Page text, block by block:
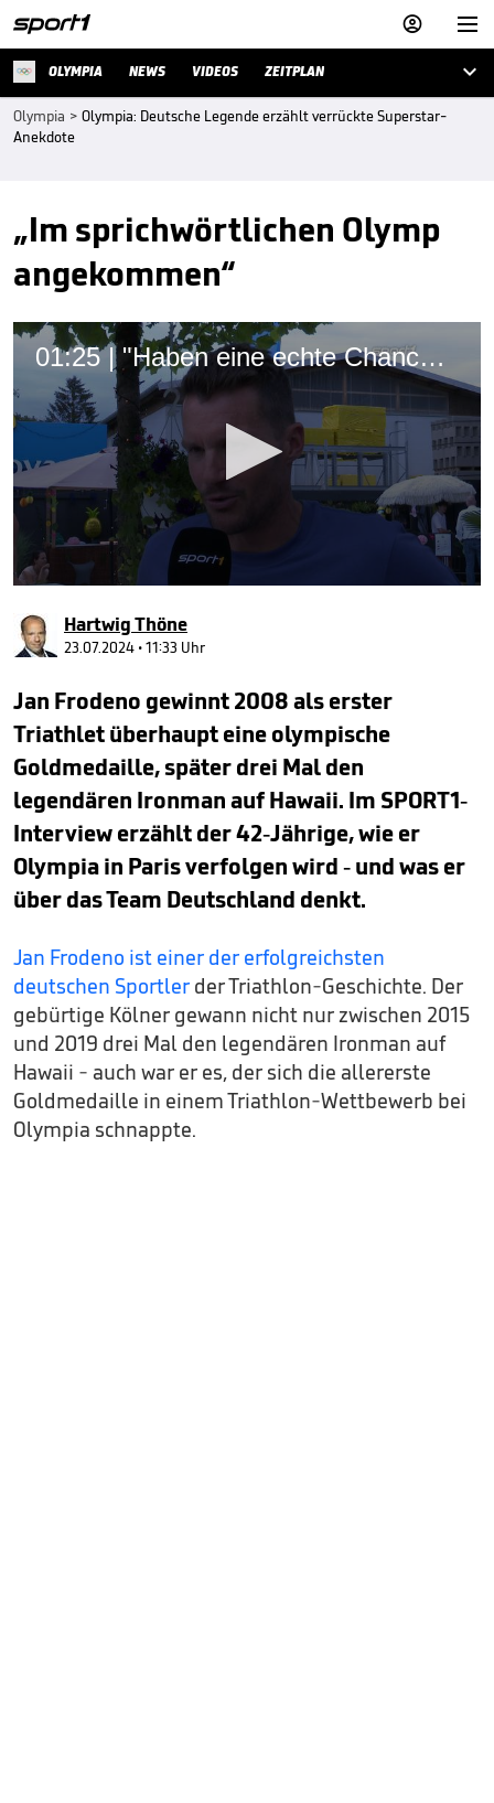


OLYMPIA NEWS VIDEOS ZEITPLAN 
Olympia > Olympia: Deutsche Legende erzählt verrückte Superstar-
Anekdote
„Im sprichwörtlichen Olymp
angekommen“
01:25 | "Haben eine echte Chance auf eine Medaille!"
seconds
of
minute,
seconds
Hartwig Thöne
23.07.2024 • 11:33 Uhr
Jan Frodeno gewinnt 2008 als erster
Triathlet überhaupt eine olympische
Goldmedaille, später drei Mal den
legendären Ironman auf Hawaii. Im SPORT1-
Interview erzählt der 42-Jährige, wie er
Olympia in Paris verfolgen wird - und was er
über das Team Deutschland denkt.
Jan Frodeno ist einer der erfolgreichsten
deutschen Sportler der Triathlon-Geschichte. Der
gebürtige Kölner gewann nicht nur zwischen 2015
und 2019 drei Mal den legendären Ironman auf
Hawaii - auch war er es, der sich die allererste
Goldmedaille in einem Triathlon-Wettbewerb bei
Olympia schnappte.